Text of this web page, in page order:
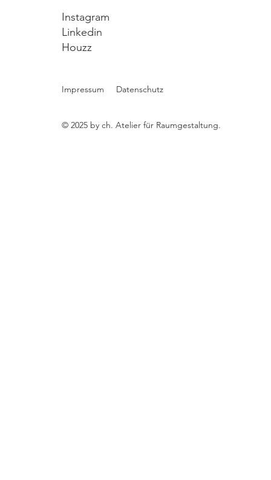
© 2025 by ch. Atelier für Raumgestaltung.
Instagram
Linkedin
Houzz
Impressum Datenschutz